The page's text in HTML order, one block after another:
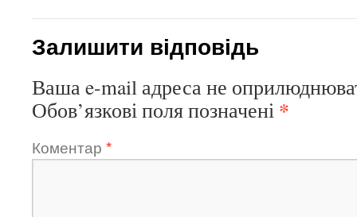
Залишити відповідь
Ваша e-mail адреса не
Обов’язкові поля позначені *
Коментар *